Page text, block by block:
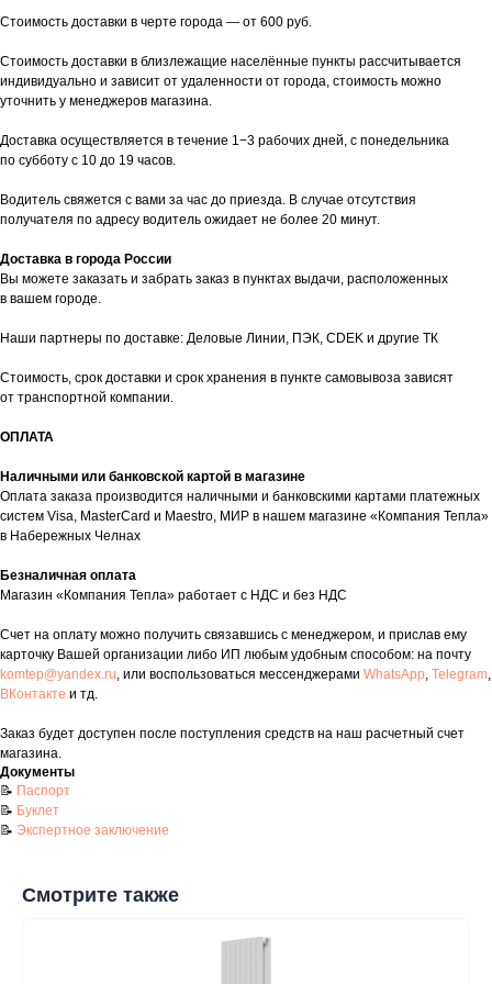
Стоимость доставки в черте города — от 600 руб.
Стоимость доставки в близлежащие населённые пункты рассчитывается
индивидуально и зависит от удаленности от города, стоимость можно
уточнить у менеджеров магазина.
Доставка осуществляется в течение 1−3 рабочих дней, с понедельника
по субботу с 10 до 19 часов.
Водитель свяжется с вами за час до приезда. В случае отсутствия
получателя по адресу водитель ожидает не более 20 минут.
Доставка в города России
Вы можете заказать и забрать заказ в пунктах выдачи, расположенных
в вашем городе.
Наши партнеры по доставке: Деловые Линии, ПЭК, CDEK и другие ТК
Стоимость, срок доставки и срок хранения в пункте самовывоза зависят
от транспортной компании.
ОПЛАТА
Наличными или банковской картой в магазине
Оплата заказа производится наличными и банковскими картами платежных
систем Visa, MasterCard и Maestro, МИР в нашем магазине «Компания Тепла»
в Набережных Челнах
Безналичная оплата
Магазин «Компания Тепла» работает с НДС и без НДС
Счет на оплату можно получить связавшись с менеджером, и прислав ему
карточку Вашей организации либо ИП любым удобным способом: на почту
komtep@yandex.ru, или воспользоваться мессенджерами WhatsApp, Telegram,
ВКонтакте и тд.
Заказ будет доступен после поступления средств на наш расчетный счет
магазина.
Документы
📝 Паспорт
📝 Буклет
📝 Экспертное заключение
Смотрите также
Контакты
+7 (8552) 78-33-11
Заказать звонок